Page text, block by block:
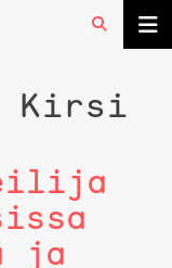
Kirsi
ja